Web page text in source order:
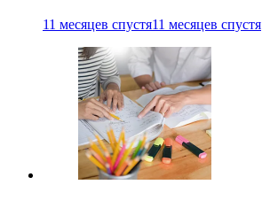
11 месяцев спустя11 месяцев спустя